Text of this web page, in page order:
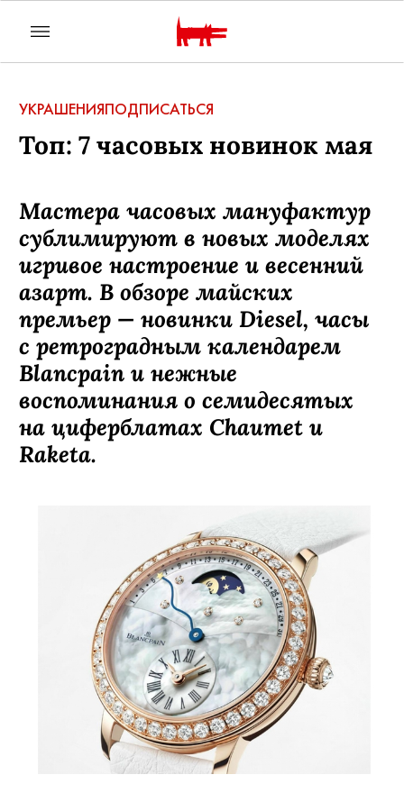
УКРАШЕНИЯПОДПИСАТЬСЯ
Топ: 7 часовых новинок мая
Мастера часовых мануфактур
сублимируют в новых моделях
игривое настроение и весенний
азарт. В обзоре майских
премьер — новинки Diesel, часы
с ретроградным календарем
Blancpain и нежные
воспоминания о семидесятых
на циферблатах Chaumet и
Raketa.